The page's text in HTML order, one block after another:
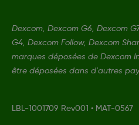
Dexcom, Dexcom G6, Dexcom
G4, Dexcom Follow, Dexcom
marques déposées de Dexcom
être déposées dans d'autres
LBL-1001709 Rev001 • MAT-0567